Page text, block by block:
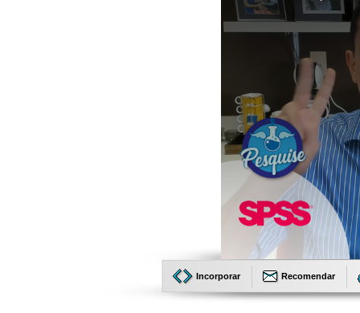
modal
window.
Incorporar Recomendar